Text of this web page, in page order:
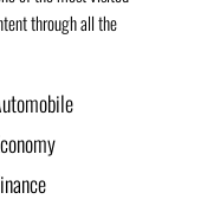
through all the